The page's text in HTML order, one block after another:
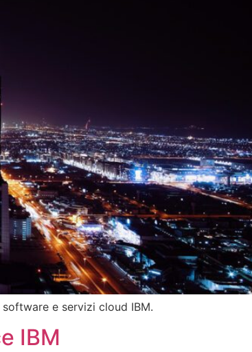
e servizi cloud IBM.
IBM